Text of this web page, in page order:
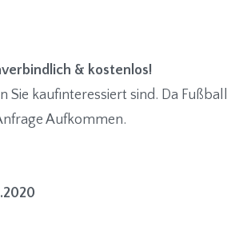
& kostenlos!
Sie kaufinteressiert sind. Da
Aufkommen.